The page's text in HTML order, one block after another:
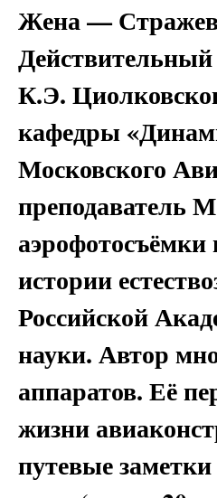
Жена —
К.Э.
кафедры
Московского
преподаватель
истории
Российской
науки. Автор
аппаратов. Её
жизни
путевые